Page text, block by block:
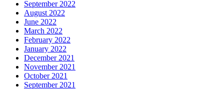
September 2022
August 2022
June 2022
March 2022
February 2022
January 2022
December 2021
November 2021
October 2021
September 2021